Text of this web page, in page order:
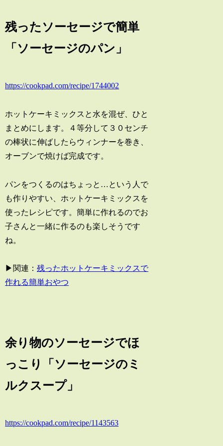
残ったソーセージで簡単
「ソーセージのパン」
https://cookpad.com/recipe/1744002
ホットケーキミックスと水を混ぜ、ひと
まとめにします。４等分して３０センチ
の棒状に伸ばしたらウィンナーを巻き、
オーブンで焼けば完成です。
パンをつくるのはちょっと…という人で
も作りやすい、ホットケーキミックスを
使ったレシピです。簡単に作れるのでお
子さんと一緒に作るのも楽しそうです
ね。
▶関連：残ったホットケーキミックスで
作れる簡単おやつ
余り物のソーセージでほ
っこり「ソーセージのミ
ルクスープ」
https://cookpad.com/recipe/1143563